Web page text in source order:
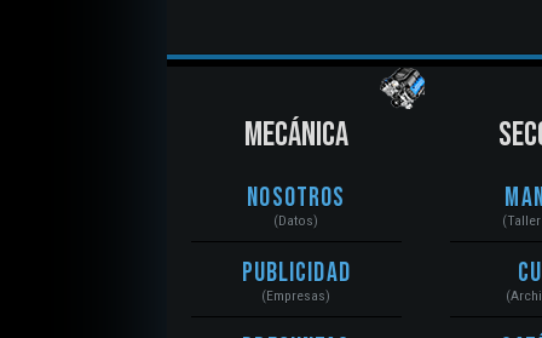
MECÁNICA
Nosotros
(Datos)
Publicidad
(Empresas)